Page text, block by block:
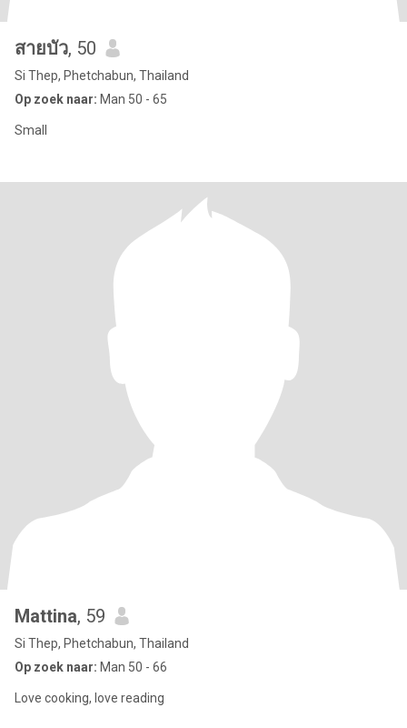
สายบัว, 50
Si Thep, Phetchabun, Thailand
Op zoek naar: Man 50 - 65
Small
Mattina, 59
Si Thep, Phetchabun, Thailand
Op zoek naar: Man 50 - 66
Love cooking, love reading